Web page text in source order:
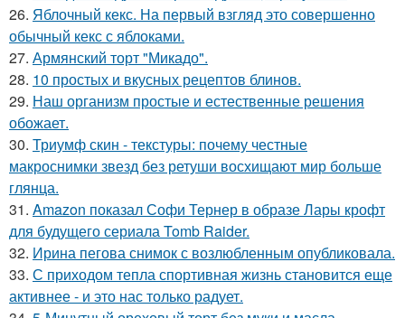
26. Яблочный кекс. На первый взгляд это совершенно
обычный кекс с яблоками.
27. Армянский торт "Микадо".
28. 10 простых и вкусных рецептов блинов.
29. Наш организм простые и естественные решения
обожает.
30. Триумф скин - текстуры: почему честные
макроснимки звезд без ретуши восхищают мир больше
глянца.
31. Amazon показал Софи Тернер в образе Лары крофт
для будущего сериала Tomb Raider.
32. Ирина пегова снимок с возлюбленным опубликовала.
33. С приходом тепла спортивная жизнь становится еще
активнее - и это нас только радует.